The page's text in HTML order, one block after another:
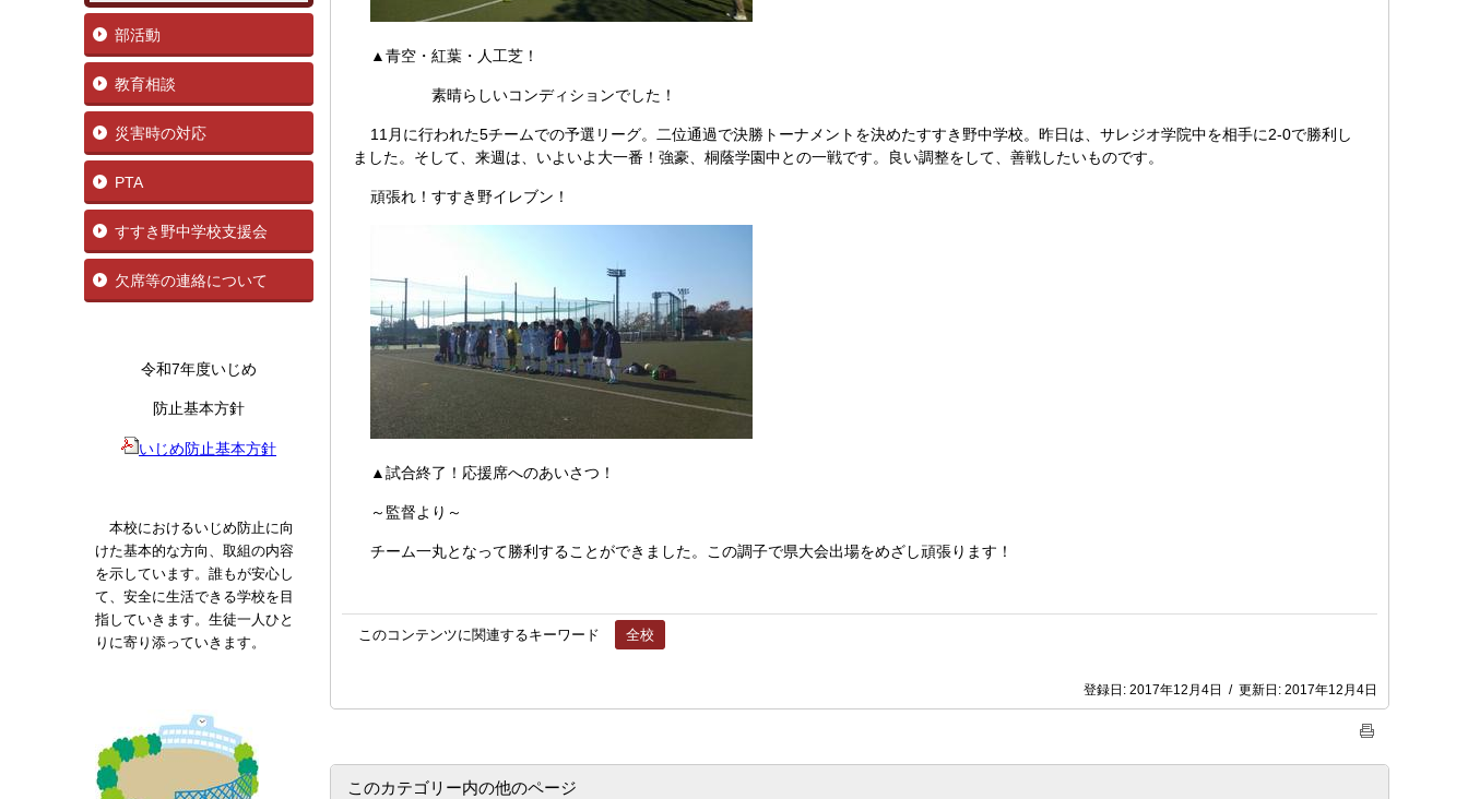
部活動
教育相談
災害時の対応
PTA
すすき野中学校支援会
欠席等の連絡について
令和7年度いじめ
防止基本方針
いじめ防止基本方針
本校におけるいじめ防止に向
けた基本的な方向、取組の内容
を示しています。誰もが安心し
て、安全に生活できる学校を目
指していきます。生徒一人ひと
りに寄り添っていきます。
▲青空・紅葉・人工芝！
素晴らしいコンディションでした！
11月に行われた5チームでの予選リーグ。二位通過で決勝トーナメントを決めたすすき野中学校。昨日は、サレジオ学院中を相手に2-0で勝利し
ました。そして、来週は、いよいよ大一番！強豪、桐蔭学園中との一戦です。良い調整をして、善戦したいものです。
頑張れ！すすき野イレブン！
▲試合終了！応援席へのあいさつ！
～監督より～
チーム一丸となって勝利することができました。この調子で県大会出場をめざし頑張ります！
このコンテンツに関連するキーワード 全校
登録日: 2017年12月4日 / 更新日: 2017年12月4日
このカテゴリー内の他のページ